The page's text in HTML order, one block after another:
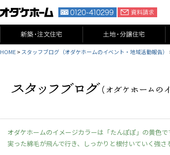
HOME> スタッフブログ（オダケホームのイベント・地域活動報告）
オダケホームのイメージカラーは「たんぽぽ」の黄色で
実った綿毛が飛んで行き、しっかりと根付いていく強